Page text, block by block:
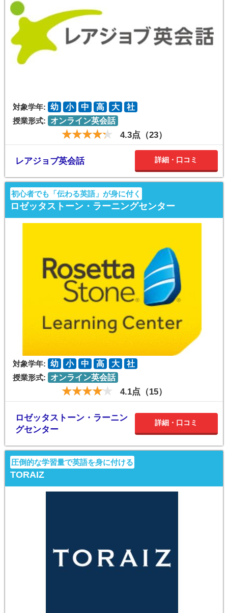
対象学年: 幼 小 中 高 大
社
授業形式:
オンライン英会話
4.3点（23）
レアジョブ英会話 詳細・口コミ
初心者でも「伝わる英語」が身に付く
ロゼッタストーン・ラーニングセンター
対象学年: 幼 小 中 高 大
社
授業形式:
オンライン英会話
4.1点（15）
ロゼッタストーン・ラーニン
グセンター
詳細・口コミ
圧倒的な学習量で英語を身に付ける
TORAIZ